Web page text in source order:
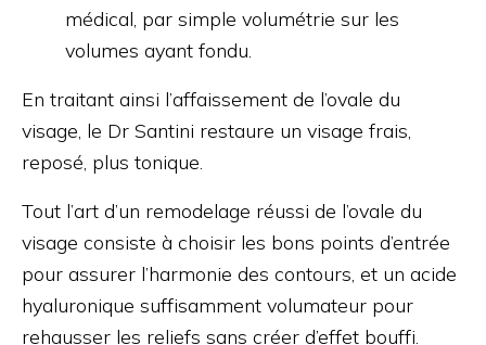
médical, par simple volumétrie sur les
volumes ayant fondu.
En traitant ainsi l’affaissement de l’ovale du
visage, le Dr Santini restaure un visage frais,
reposé, plus tonique.
Tout l’art d’un remodelage réussi de l’ovale du
visage consiste à choisir les bons points d’entrée
pour assurer l’harmonie des contours, et un acide
hyaluronique suffisamment volumateur pour
rehausser les reliefs sans créer d’effet bouffi.